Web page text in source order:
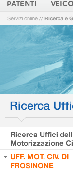
PATENTI
Servizi online // Ricerca e
Ricerca
Ricerca Uffici
Motorizzazione
UFF. MOT. CIV. DI
FROSINONE